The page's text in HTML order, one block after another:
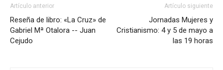
Artículo anterior
Reseña de libro: «La Cruz» de
Gabriel Mª Otalora -- Juan
Cejudo
Artículo siguiente
Jornadas Mujeres y
Cristianismo: 4 y 5 de mayo a
las 19 horas